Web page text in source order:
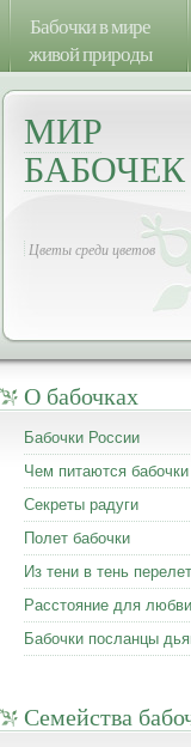
Бабочки в мире
живой природы
МИР
БАБОЧЕК
Цветы среди цветов
О бабочках
Бабочки России
Чем питаются бабочки
Секреты радуги
Полет бабочки
Из тени в тень
Расстояние для
Бабочки посланцы
Семейства